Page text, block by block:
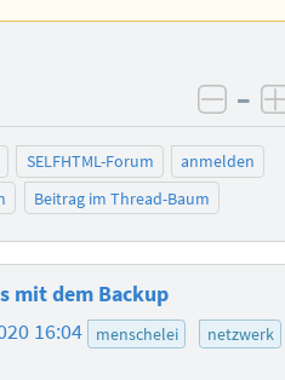
–
SELFHTML-Forum
anmelden
Beitrag im Thread-Baum
mit dem Backup
16:04 menschelei
netzwerk